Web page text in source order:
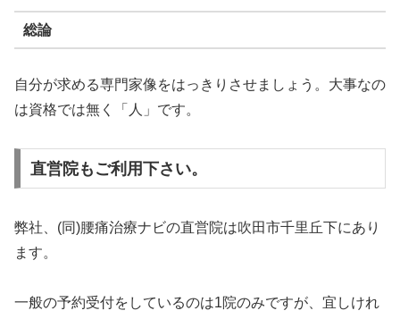
総論
自分が求める専門家像をはっきりさせましょう。大事なの
は資格では無く「人」です。
直営院もご利用下さい。
弊社、(同)腰痛治療ナビの直営院は吹田市千里丘下にあり
ます。
一般の予約受付をしているのは1院のみですが、宜しけれ